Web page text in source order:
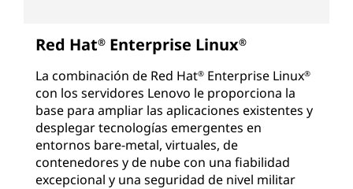
Red Hat® Enterprise Linux®
La combinación de Red Hat® Enterprise Linux®
con los servidores Lenovo le proporciona la
base para ampliar las aplicaciones existentes y
desplegar tecnologías emergentes en
entornos bare-metal, virtuales, de
contenedores y de nube con una fiabilidad
excepcional y una seguridad de nivel militar